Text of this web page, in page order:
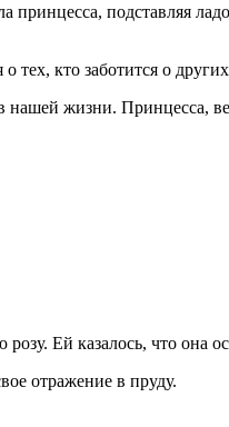
принцесса, подставляя
тех, кто заботится о
нашей жизни. Принцесса,
Ей казалось, что она
отражение в пруду.